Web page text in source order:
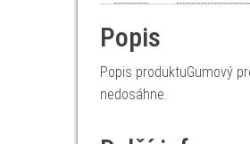
Popis
Popis produktuGumový
nedosáhne.